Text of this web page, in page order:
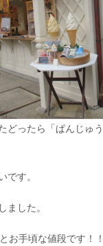
どったら「ぱんじゅ
です。
ました。
お手頃な値段です！！